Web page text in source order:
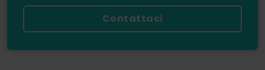
Contattaci